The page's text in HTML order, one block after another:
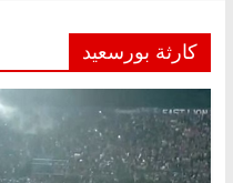
كارثة بورسعيد